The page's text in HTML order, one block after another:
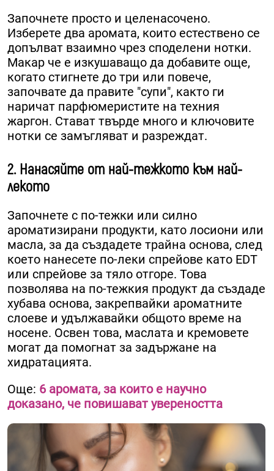
Започнете просто и целенасочено.
Изберете два аромата, които естествено се
допълват взаимно чрез споделени нотки.
Макар че е изкушаващо да добавите още,
когато стигнете до три или повече,
започвате да правите "супи", както ги
наричат парфюмеристите на техния
жаргон. Стават твърде много и ключовите
нотки се замъгляват и разреждат.
2. Нанасяйте от най-тежкото към най-
лекото
Започнете с по-тежки или силно
ароматизирани продукти, като лосиони или
масла, за да създадете трайна основа, след
което нанесете по-леки спрейове като EDT
или спрейове за тяло отгоре. Това
позволява на по-тежкия продукт да създаде
хубава основа, закрепвайки ароматните
слоеве и удължавайки общото време на
носене. Освен това, маслата и кремовете
могат да помогнат за задържане на
хидратацията.
Още: 6 аромата, за които е научно
доказано, че повишават увереността